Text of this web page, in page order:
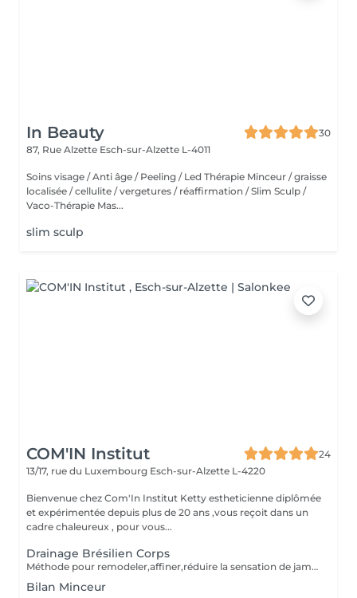
In Beauty
30
87, Rue Alzette Esch-sur-Alzette L-4011
Soins visage / Anti âge / Peeling / Led Thérapie Minceur / graisse
localisée / cellulite / vergetures / réaffirmation / Slim Sculp /
Vaco-Thérapie Mas...
slim sculp
COM'IN Institut
24
13/17, rue du Luxembourg Esch-sur-Alzette L-4220
Bienvenue chez Com'In Institut Ketty estheticienne diplômée
et expérimentée depuis plus de 20 ans ,vous reçoit dans un
cadre chaleureux , pour vous...
Drainage Brésilien Corps
Méthode pour remodeler,affiner,réduire la sensation de jambes lourdes ,rétention d eau,améliorer la circulation sanguine et lymphatique,detoxifier,réduire la cellulite. Effet détente et favorise la relaxation
Bilan Minceur